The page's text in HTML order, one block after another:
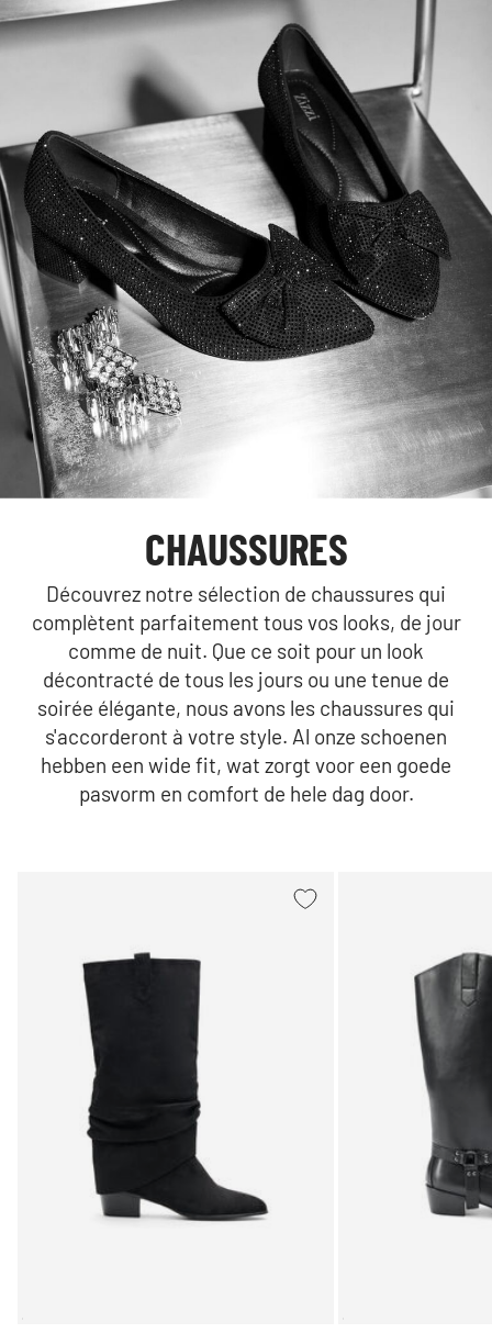
CHAUSSURES
Découvrez notre sélection de chaussures qui
complètent parfaitement tous vos looks, de jour
comme de nuit. Que ce soit pour un look
décontracté de tous les jours ou une tenue de
soirée élégante, nous avons les chaussures qui
s'accorderont à votre style. Al onze schoenen
hebben een wide fit, wat zorgt voor een goede
pasvorm en comfort de hele dag door.